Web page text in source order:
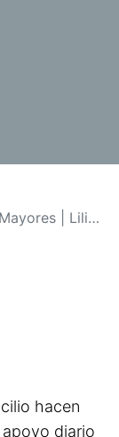
| Lilianurse
hacen
diario